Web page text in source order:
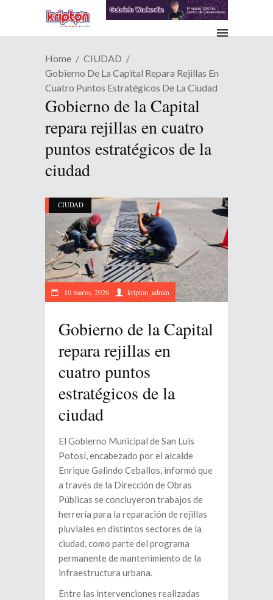
Home
CIUDAD
Gobierno De La Capital Repara Rejillas En
Cuatro Puntos Estratégicos De La Ciudad
Gobierno de la Capital
repara rejillas en cuatro
puntos estratégicos de la
ciudad
CIUDAD
10 marzo, 2026 kripton_admin
Gobierno de la Capital
repara rejillas en
cuatro puntos
estratégicos de la
ciudad
El Gobierno Municipal de San Luis
Potosí, encabezado por el alcalde
Enrique Galindo Ceballos, informó que
a través de la Dirección de Obras
Públicas se concluyeron trabajos de
herrería para la reparación de rejillas
pluviales en distintos sectores de la
ciudad, como parte del programa
permanente de mantenimiento de la
infraestructura urbana.
Entre las intervenciones realizadas